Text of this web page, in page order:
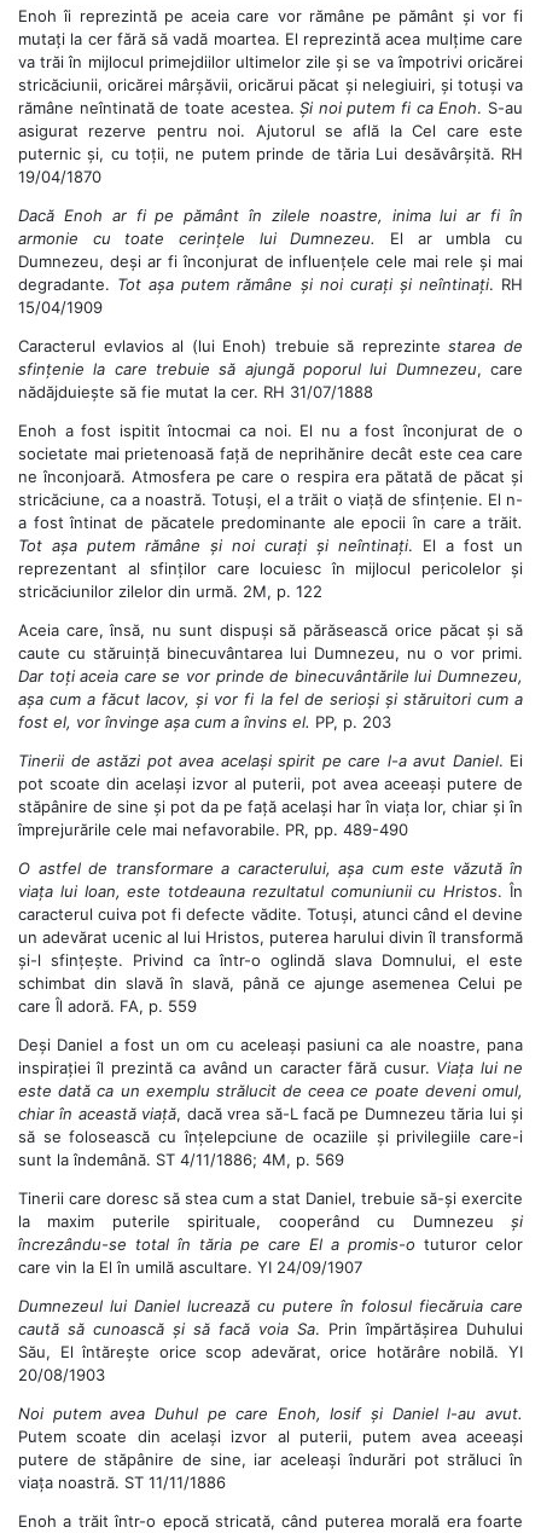
Enoh îi reprezintă pe aceia care vor rămâne pe pământ și vor fi
mutați la cer fără să vadă moartea. El reprezintă acea mulțime care
va trăi în mijlocul primejdiilor ultimelor zile și se va împotrivi oricărei
stricăciunii, oricărei mârșăvii, oricărui păcat și nelegiuiri, și totuși va
rămâne neîntinată de toate acestea.Și noi putem fi ca Enoh. S-au
asigurat rezerve pentru noi. Ajutorul se află la Cel care este
puternic și, cu toții, ne putem prinde de tăria Lui desăvârșită. RH
19/04/1870
Dacă Enoh ar fi pe pământ în zilele noastre, inima lui ar fi în
armonie cu toate cerințele lui Dumnezeu.
El ar umbla cu
Dumnezeu, deși ar fi înconjurat de influențele cele mai rele și mai
degradante. Tot așa putem rămâne și noi curați și neîntinați. RH
15/04/1909
Caracterul evlavios al (lui Enoh) trebuie să reprezintestarea de
sfințenie la care trebuie să ajungă poporul lui Dumnezeu, care
nădăjduiește să fie mutat la cer. RH 31/07/1888
Enoh a fost ispitit întocmai ca noi. El nu a fost înconjurat de o
societate mai prietenoasă față de neprihănire decât este cea care
ne înconjoară. Atmosfera pe care o respira era pătată de păcat și
stricăciune, ca a noastră. Totuși, el a trăit o viață de sfințenie. El n-
a fost întinat de păcatele predominante ale epocii în care a trăit.
Tot așa putem rămâne și noi curați și neîntinați. El a fost un
reprezentant al sfinților care locuiesc în mijlocul pericolelor și
stricăciunilor zilelor din urmă. 2M, p. 122
Aceia care, însă, nu sunt dispuși să părăsească orice păcat și să
caute cu stăruință binecuvântarea lui Dumnezeu, nu o vor primi.
Dar toți aceia care se vor prinde de binecuvântările lui Dumnezeu,
așa cum a făcut Iacov, și vor fi la fel de serioși și stăruitori cum a
fost el, vor învinge așa cum a învins el. PP, p. 203
Tinerii de astăzi pot avea același spirit pe care l-a avut Daniel. Ei
pot scoate din același izvor al puterii, pot avea aceeași putere de
stăpânire de sine și pot da pe față același har în viața lor, chiar și în
împrejurările cele mai nefavorabile. PR, pp. 489-490
O astfel de transformare a caracterului, așa cum este văzută în
viața lui Ioan, este totdeauna rezultatul comuniunii cu Hristos. În
caracterul cuiva pot fi defecte vădite. Totuși, atunci când el devine
un adevărat ucenic al lui Hristos, puterea harului divin îl transformă
și-l sfințește. Privind ca într-o oglindă slava Domnului, el este
schimbat din slavă în slavă, până ce ajunge asemenea Celui pe
care Îl adoră. FA, p. 559
Deși Daniel a fost un om cu aceleași pasiuni ca ale noastre, pana
inspirației îl prezintă ca având un caracter fără cusur. Viața lui ne
este dată ca un exemplu strălucit de ceea ce poate deveni omul,
chiar în această viață, dacă vrea să-L facă pe Dumnezeu tăria lui și
să se folosească cu înțelepciune de ocaziile și privilegiile care-i
sunt la îndemână. ST 4/11/1886; 4M, p. 569
Tinerii care doresc să stea cum a stat Daniel, trebuie să-și exercite
la maxim puterile spirituale, cooperând cu Dumnezeu și
încrezându-se total în tăria pe care El a promis-o tuturor celor
care vin la El în umilă ascultare. YI 24/09/1907
Dumnezeul lui Daniel lucrează cu putere în folosul fiecăruia care
caută să cunoască și să facă voia Sa. Prin împărtășirea Duhului
Său, El întărește orice scop adevărat, orice hotărâre nobilă. YI
20/08/1903
Noi putem avea Duhul pe care Enoh, Iosif și Daniel l-au avut.
Putem scoate din același izvor al puterii, putem avea aceeași
putere de stăpânire de sine, iar aceleași îndurări pot străluci în
viața noastră. ST 11/11/1886
Enoh a trăit într-o epocă stricată, când puterea morală era foarte